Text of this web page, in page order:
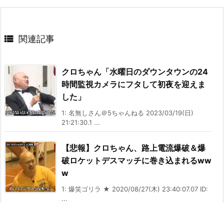
 関連記事
クロちゃん「水曜日のダウンタウンの24
時間監視カメラにフタして初夜を迎えま
した」
1: 名無しさん＠5ちゃんねる 2023/03/19(日)
21:21:30.1 ...
【悲報】クロちゃん、路上電流爆破＆爆
破ロケットデスマッチに巻き込まれるww
w
1: 爆笑ゴリラ ★ 2020/08/27(木) 23:40:07.07 ID:
...